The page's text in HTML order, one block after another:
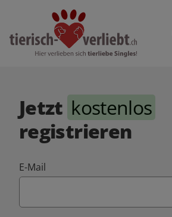
Jetzt kostenlos
registrieren
E-Mail